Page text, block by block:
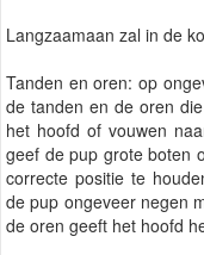
Langzaamaan zal in de
Tanden en oren: op
de tanden en de oren
het hoofd of vouwen
geef de pup grote boten
correcte positie te
de pup ongeveer negen
de oren geeft het hoofd